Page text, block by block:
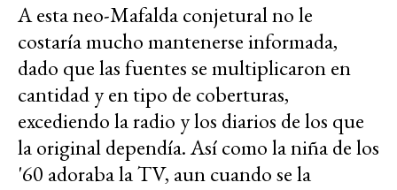
A esta neo-Mafalda conjetural no le
costaría mucho mantenerse informada,
dado que las fuentes se multiplicaron en
cantidad y en tipo de coberturas,
excediendo la radio y los diarios de los que
la original dependía. Así como la niña de los
'60 adoraba la TV, aun cuando se la